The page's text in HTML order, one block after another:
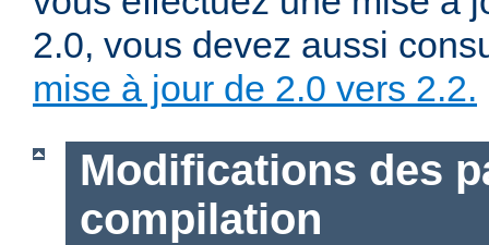
2.0, vous devez aussi
mise à jour de 2.0 vers 2.2.
Modifications des
compilation